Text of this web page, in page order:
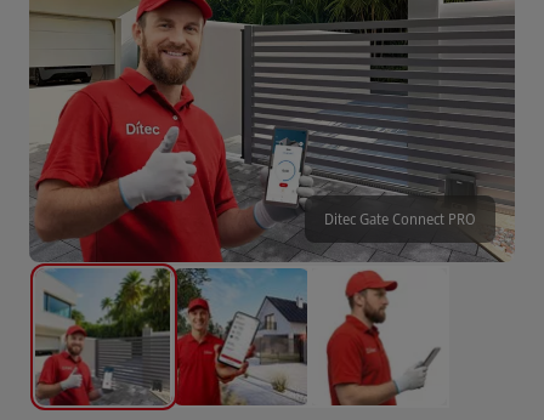
Ditec Gate Connect PRO